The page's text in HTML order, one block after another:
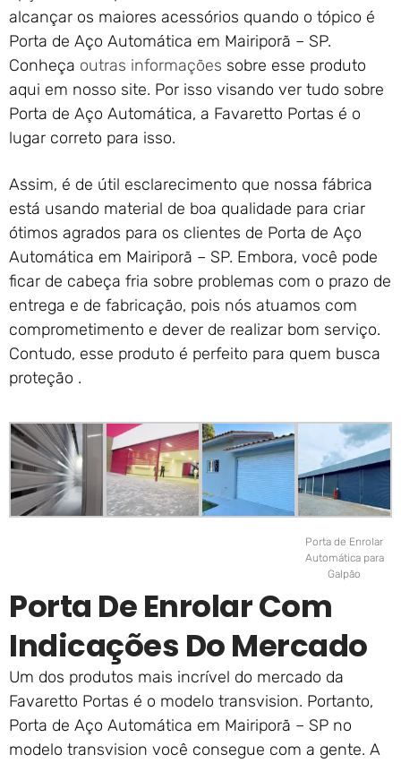
RJ
alcançar os maiores acessórios quando o tópico é
Porta de Aço Automática em Mairiporã – SP.
Conheça outras informações sobre esse produto
aqui em nosso site. Por isso visando ver tudo sobre
Porta de Aço Automática, a Favaretto Portas é o
lugar correto para isso.
Assim, é de útil esclarecimento que nossa fábrica
está usando material de boa qualidade para criar
ótimos agrados para os clientes de Porta de Aço
Automática em Mairiporã – SP. Embora, você pode
ficar de cabeça fria sobre problemas com o prazo de
entrega e de fabricação, pois nós atuamos com
comprometimento e dever de realizar bom serviço.
Contudo, esse produto é perfeito para quem busca
proteção .
Porta de Enrolar
Automática para
Galpão
Porta De Enrolar Com
Indicações Do Mercado
Um dos produtos mais incrível do mercado da
Favaretto Portas é o modelo transvision. Portanto,
Porta de Aço Automática em Mairiporã – SP no
modelo transvision você consegue com a gente. A